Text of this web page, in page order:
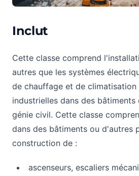
Inclut
Cette classe comprend
autres que les systèmes
de chauffage et de climatisation
industrielles dans des
génie civil. Cette classe
dans des bâtiments ou d'autres
construction de :
ascenseurs, escaliers